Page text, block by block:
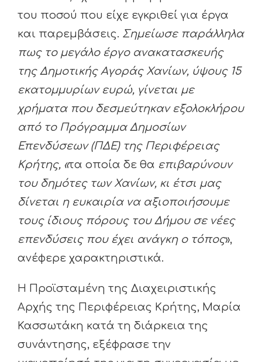
του ποσού που είχε εγκριθεί για έργα
και παρεμβάσεις. Σημείωσε παράλληλα
πως το μεγάλο έργο ανακατασκευής
της Δημοτικής Αγοράς Χανίων, ύψους 15
εκατομμυρίων ευρώ, γίνεται με
χρήματα που δεσμεύτηκαν εξολοκλήρου
από το Πρόγραμμα Δημοσίων
Επενδύσεων (ΠΔΕ) της Περιφέρειας
Κρήτης, «τα οποία δε θα επιβαρύνουν
του δημότες των Χανίων, κι έτσι μας
δίνεται η ευκαιρία να αξιοποιήσουμε
τους ίδιους πόρους του Δήμου σε νέες
επενδύσεις που έχει ανάγκη ο τόπος»,
ανέφερε χαρακτηριστικά.
Η Προϊσταμένη της Διαχειριστικής
Αρχής της Περιφέρειας Κρήτης, Μαρία
Κασσωτάκη κατά τη διάρκεια της
συνάντησης, εξέφρασε την